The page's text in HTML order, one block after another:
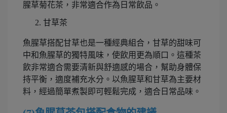
腥草菊花茶，非常適合作為日常飲品。
甘草茶
魚腥草搭配甘草也是一種經典組合，甘草的甜味可
中和魚腥草的獨特風味，使飲用更為順口。這種茶
飲非常適合需要清新與舒適感的場合，幫助身體保
持平衡，適度補充水分。以魚腥草和甘草為主要材
料，經過簡單煮製即可輕鬆完成，適合日常品味。